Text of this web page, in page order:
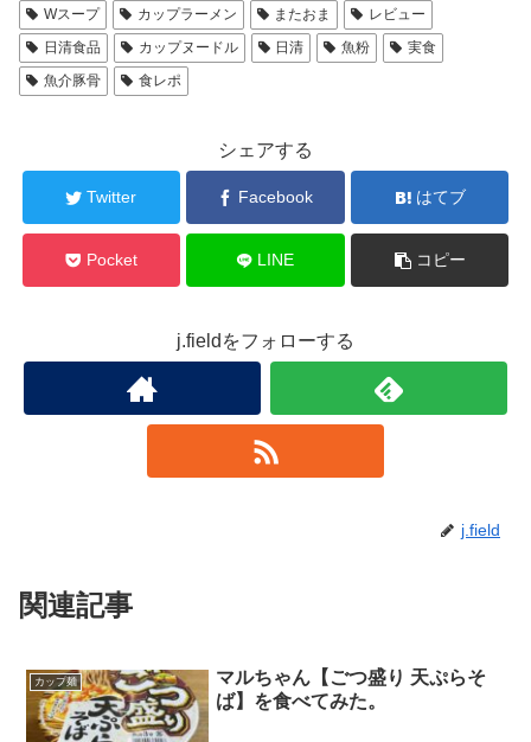
Wスープ カップラーメン またおま
レビュー
日清食品
カップヌードル 日清 魚粉
実食
魚介豚骨
食レポ
シェアする
Twitter Facebook はてブ
Pocket LINE コピー
j.fieldをフォローする
j.field
関連記事
カップ麺
マルちゃん【ごつ盛り 天ぷらそ
ば】を食べてみた。